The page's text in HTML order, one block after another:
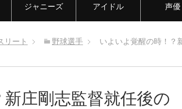
ジャニーズ アイドル 声優
リート 野球選手 いよいよ覚醒の時！？
庄剛志監督就任後の